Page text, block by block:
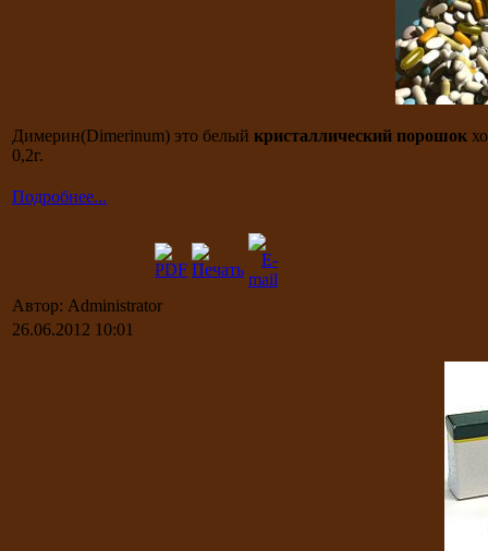
Димерин(Dimerinum) это белый кристаллический порошок
0,2г.
Подробнее...
Автор: Administrator
26.06.2012 10:01